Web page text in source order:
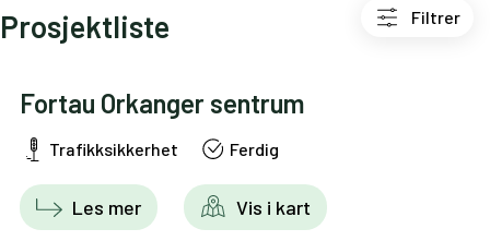
Prosjektliste Filtrer
Fortau Orkanger sentrum
Trafikksikkerhet Ferdig
Les mer Vis i kart